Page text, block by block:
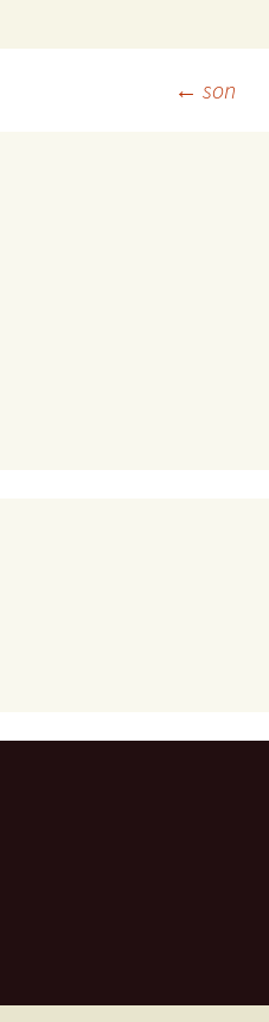
← son